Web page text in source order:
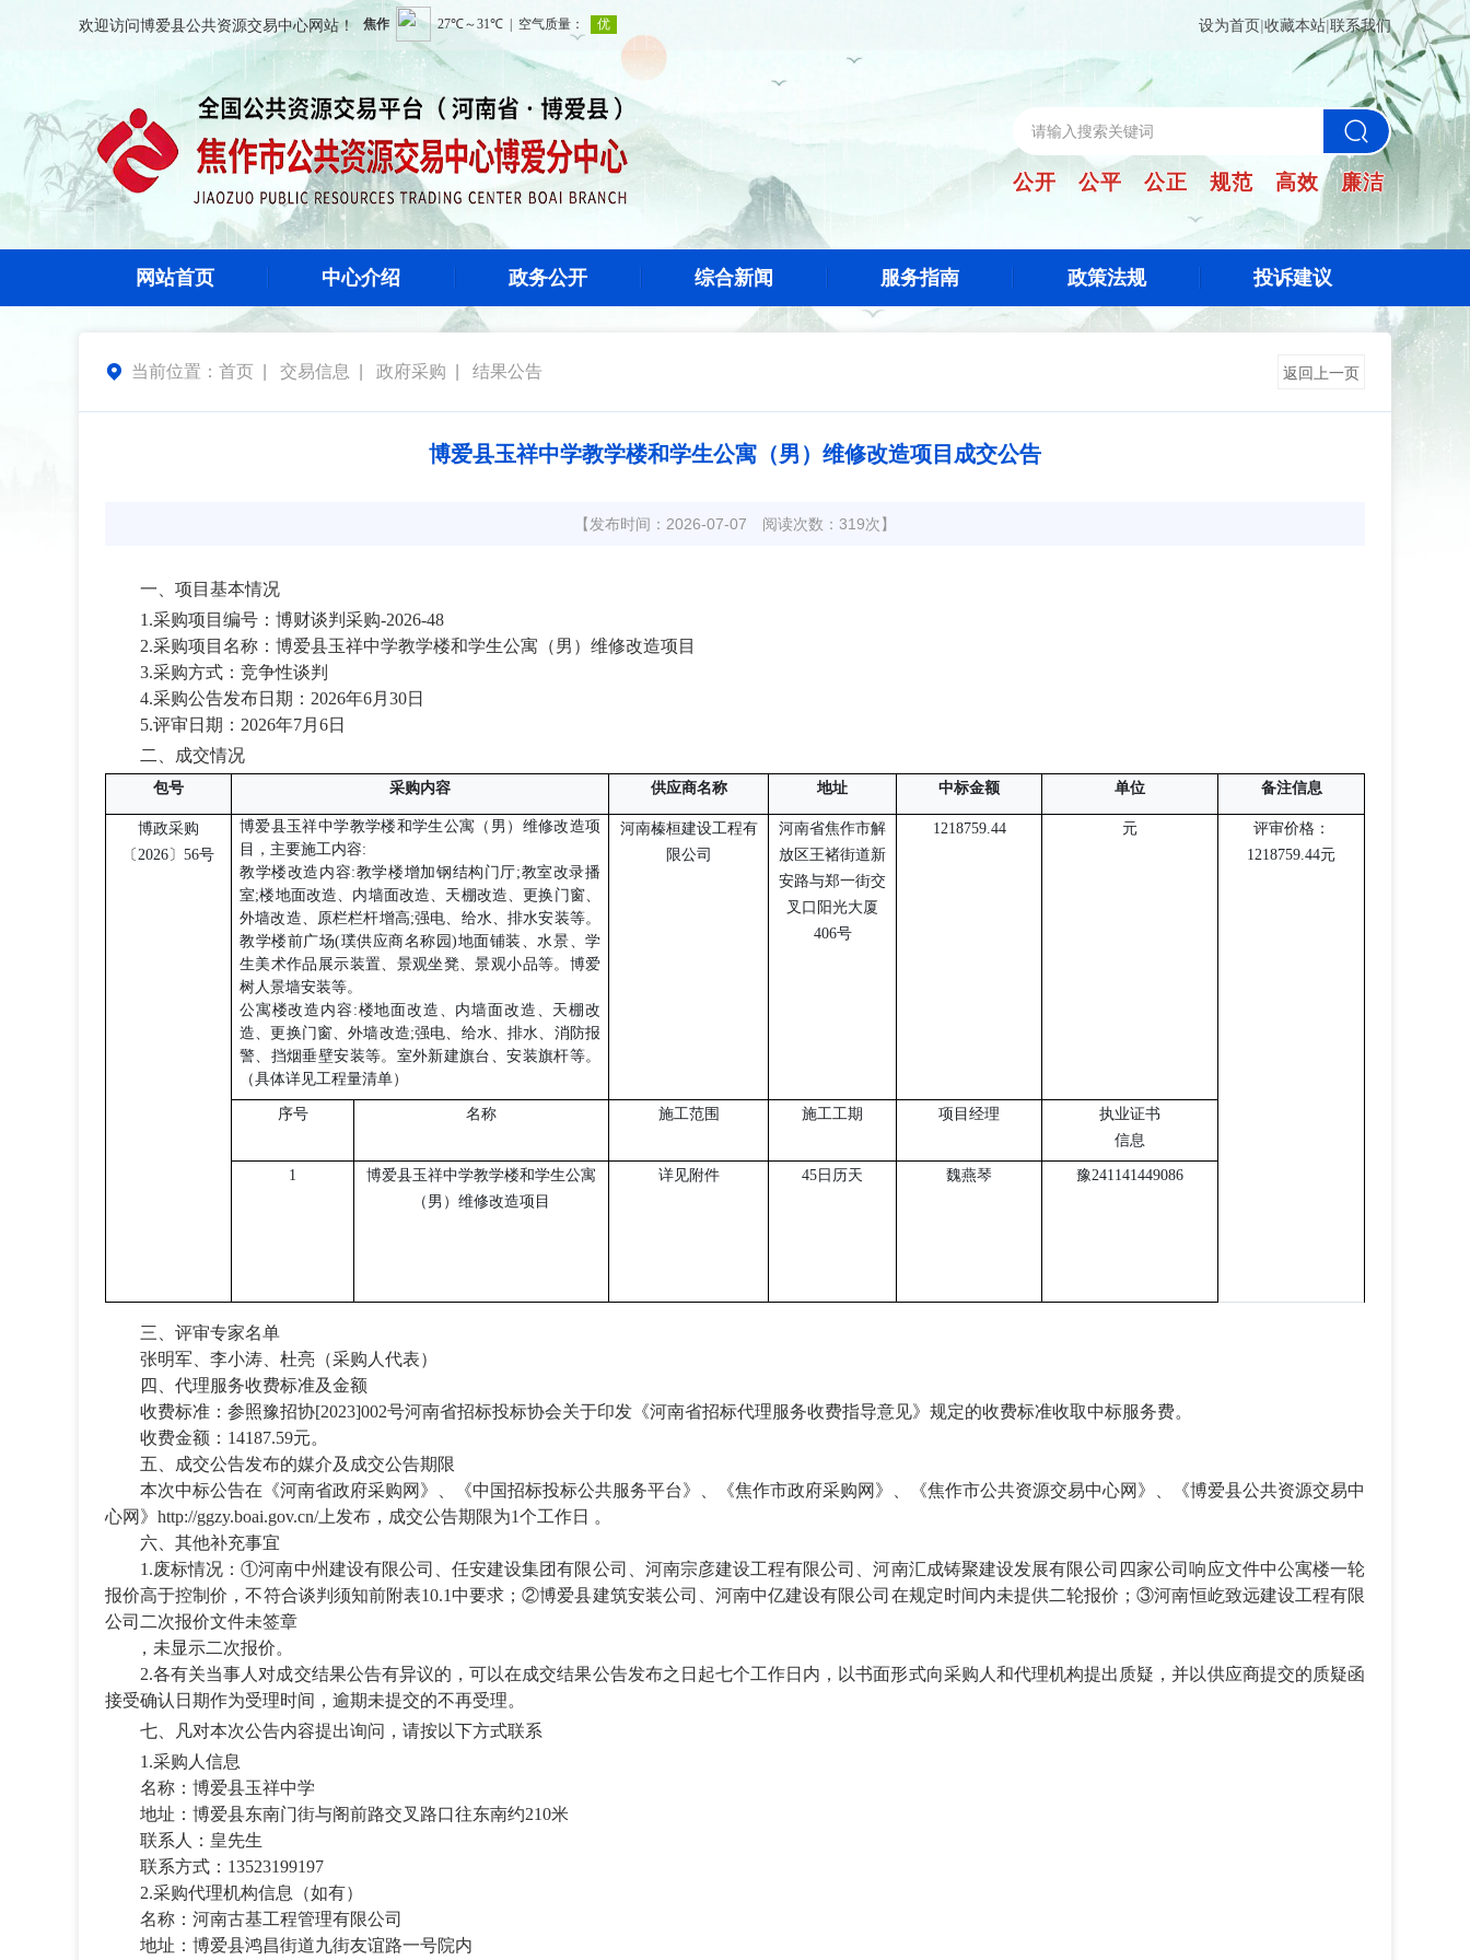
欢迎访问博爱县公共资源交易中心网站！ 设为首页|收藏本站|联系我们
公开 公平 公正 规范 高效 廉洁
网站首页 中心介绍 政务公开 综合新闻 服务指南 政策法规 投诉建议
 当前位置： 首页 交易信息 政府采购 结果公告 返回上一页
博爱县玉祥中学教学楼和学生公寓（男）维修改造项目成交公告
【发布时间：2026-07-07 阅读次数：319次】
一、项目基本情况
1.采购项目 编号： 博财谈判采购-2026-48
2.采购项目名称： 博爱县玉祥中学教学楼和学生公寓（男）维修改造项目
3.采购方式：竞争性谈判
4.采购公告发布日期： 2026年6月 30日
5.评审日期： 2026年7月 6日
二、成交情况
包号 采购内容 供应商名称 地址 中标金额 单位 备注信息
博政采购
〔 2026 〕 56号
博爱县玉祥中学教学楼和学生公寓（男）维修改造项
目，主要施工内容:
教学楼改造内容:教学楼增加钢结构门厅;教室改录播
室;楼地面改造、内墙面改造、天棚改造、更换门窗、
外墙改造、原栏栏杆增高;强电、给水、排水安装等。
教学楼前广场(璞供应商名称 园)地面铺装、水景、学
生美术作品展示装置、景观坐凳、景观小品等。博爱
树人景墙安装等。
公寓楼改造内容 :楼地面改造、内墙面改造、天棚改
造、更换门窗、外墙改造;强电、给水、排水、消防报
警、挡烟垂壁安装等。室外新建旗台、安装旗杆等。
（具体详见工程量清单）
河南榛桓建设工程有
限公司
河南省焦作市解
放区王褚街道新
安路与郑一街交
叉口阳光大厦
406号
1218759.44 元
评审价格：
1218759.44元
序号 名称 施工范围 施工工期 项目经理
执业证书
信息
1
博爱县玉祥中学教学楼和学生公寓
（男）维修改造项目
详见附件 45日历天 魏燕琴 豫241141449086
三 、评审专家名单
张明军、李小涛、杜亮（采购人代表）
四
、代理服务收费标准及金额
收费标准：参照豫招协[2023]002号河南省招标投标协会关于印发《河南省招标代理服务收费指导意见》规定的收费标准收取中标服务费。
收费金额： 14187.59元。
五、
成交公告发布的媒介及成交公告期限
本次中标公告在《河南省政府采购网》、《中国招标投标公共服务平台》、《焦作市政府采购网》、《焦作市公共资源交易中心网》、《博爱县公共资源交易中
心网》 http://ggzy.boai.gov.cn/上发布，成交公告期限为1个工作日 。
六、 其他补充事宜
1.废标情况：①河南中州建设有限公司
、任安建设集团有限公司、河南宗彦建设工程有限公司、河南汇成铸聚建设发展有限公司四家公司响应文件中公寓楼一轮
报价高于控制价，不符合谈判须知前附表10.1中要求；②博爱县建筑安装公司 、河南中亿建设有限公司在规定时间内未提供二轮报价；③河南恒屹致远建设工程有限
公司二次报价文件未签章
，未显示二次报价。
2.各有关当事人对成交结果公告有异议的，可以在成交结果公告发布之日起七个工作日内，以书面形式向采购人和代理机构提出质疑，并以供应商提交的质疑函
接受确认日期作为受理时间，逾期未提交的不再受理。
七、凡对本次公告内容提出询问，请按以下方式联系
1.采购人 信息
名称：博爱县玉祥中学
地址：博爱县东南门街与阁前路交叉路口往东南约210米
联系人： 皇先生
联系方式： 13523199197
2.采购代理机构信息（如有）
名称：河南古基工程管理有限公司
地址：博爱县鸿昌街道九街友谊路一号院内